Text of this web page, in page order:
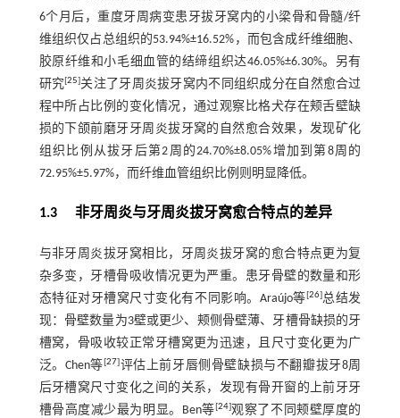
6个月后，重度牙周病变患牙拔牙窝内的小梁骨和骨髓/纤
维组织仅占总组织的53.94%±16.52%，而包含成纤维细胞、
胶原纤维和小毛细血管的结缔组织达46.05%±6.30%。另有
研究[25]关注了牙周炎拔牙窝内不同组织成分在自然愈合过
程中所占比例的变化情况，通过观察比格犬存在颊舌壁缺
损的下颌前磨牙牙周炎拔牙窝的自然愈合效果，发现矿化
组织比例从拔牙后第2周的24.70%±8.05%增加到第8周的
72.95%±5.97%，而纤维血管组织比例则明显降低。
1.3 非牙周炎与牙周炎拔牙窝愈合特点的差异
与非牙周炎拔牙窝相比，牙周炎拔牙窝的愈合特点更为复
杂多变，牙槽骨吸收情况更为严重。患牙骨壁的数量和形
态特征对牙槽窝尺寸变化有不同影响。Araújo等[26]总结发
现：骨壁数量为3壁或更少、颊侧骨壁薄、牙槽骨缺损的牙
槽窝，骨吸收较正常牙槽窝更为迅速，且尺寸变化更为广
泛。Chen等[27]评估上前牙唇侧骨壁缺损与不翻瓣拔牙8周
后牙槽窝尺寸变化之间的关系，发现有骨开窗的上前牙牙
槽骨高度减少最为明显。Ben等[24]观察了不同颊壁厚度的